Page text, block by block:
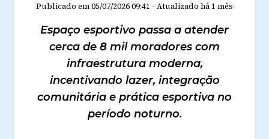
Publicado em05/07/2026 09:41 - Atualizado há 1 mês
Espaço esportivo passa a atender
cerca de 8 mil moradores com
infraestrutura moderna,
incentivando lazer, integração
comunitária e prática esportiva no
período noturno.